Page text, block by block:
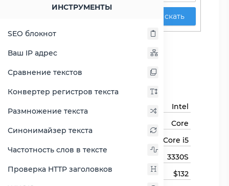
ИНСТРУМЕНТЫ
SEO блокнот
Ваш IP адрес
Сравнение текстов
Конвертер регистров текста
Размножение текста
Синонимайзер текста
Частотность слов в тексте
Проверка HTTP заголовков
Искать
Core i5-3330S
Основная информация
Intel
Core
Core i5
3330S
Цена
$132